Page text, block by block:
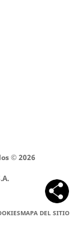
©2026
MAPA DEL SITIO